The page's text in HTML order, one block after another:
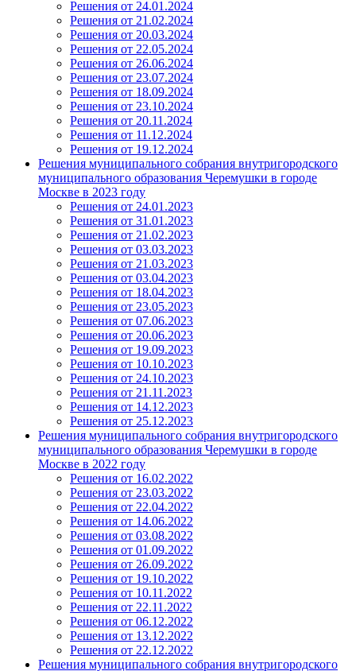
Решения от 24.01.2024
Решения от 21.02.2024
Решения от 20.03.2024
Решения от 22.05.2024
Решения от 26.06.2024
Решения от 23.07.2024
Решения от 18.09.2024
Решения от 23.10.2024
Решения от 20.11.2024
Решения от 11.12.2024
Решения от 19.12.2024
Решения муниципального собрания внутригородского
муниципального образования Черемушки в городе
Москве в 2023 году
Решения от 24.01.2023
Решения от 31.01.2023
Решения от 21.02.2023
Решения от 03.03.2023
Решения от 21.03.2023
Решения от 03.04.2023
Решения от 18.04.2023
Решения от 23.05.2023
Решения от 07.06.2023
Решения от 20.06.2023
Решения от 19.09.2023
Решения от 10.10.2023
Решения от 24.10.2023
Решения от 21.11.2023
Решения от 14.12.2023
Решения от 25.12.2023
Решения муниципального собрания внутригородского
муниципального образования Черемушки в городе
Москве в 2022 году
Решения от 16.02.2022
Решения от 23.03.2022
Решения от 22.04.2022
Решения от 14.06.2022
Решения от 03.08.2022
Решения от 01.09.2022
Решения от 26.09.2022
Решения от 19.10.2022
Решения от 10.11.2022
Решения от 22.11.2022
Решения от 06.12.2022
Решения от 13.12.2022
Решения от 22.12.2022
Решения муниципального собрания внутригородского